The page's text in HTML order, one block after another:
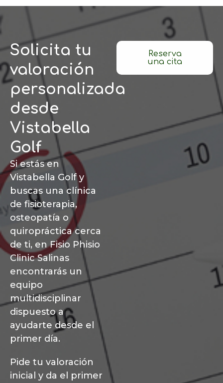
Solicita tu
valoración
personalizada
desde
Vistabella
Golf
Si estás en
Vistabella Golf y
buscas una clínica
de fisioterapia,
osteopatía o
quiropráctica cerca
de ti, en Fisio Phisio
Clinic Salinas
encontrarás un
equipo
multidisciplinar
dispuesto a
ayudarte desde el
primer día.
Pide tu valoración
inicial y da el primer
Reserva
una cita